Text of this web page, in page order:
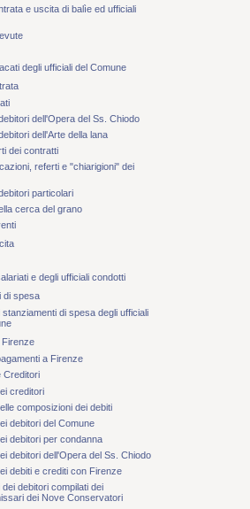
e uscita di balìe ed ufficiali
degli ufficiali del Comune
dell'Opera del Ss. Chiodo
dell'Arte della lana
dei contratti
referti e "chiarigioni" dei
particolari
cerca del grano
e degli ufficiali condotti
di spesa
stanziamenti di spesa degli ufficiali
Firenze
a Firenze
Creditori
creditori
composizioni dei debiti
debitori del Comune
debitori per condanna
debitori dell'Opera del Ss. Chiodo
debiti e crediti con Firenze
dei debitori compilati dei
dei Nove Conservatori